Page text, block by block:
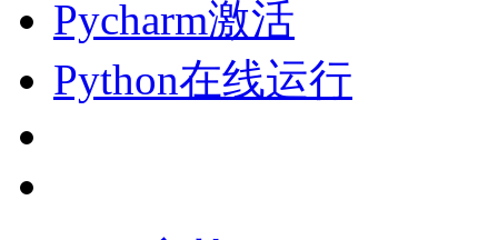
Pycharm激活
Python在线运行